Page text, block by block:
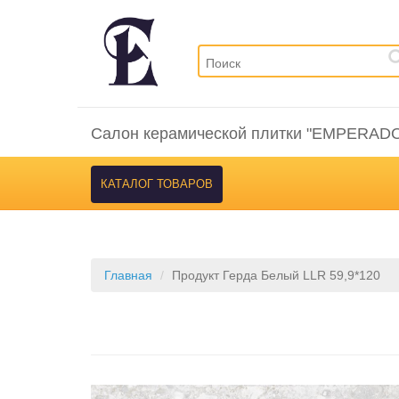
Салон керамической плитки
КАТАЛОГ ТОВАРОВ
Главная Продукт Герда Белый LLR 59,9*120